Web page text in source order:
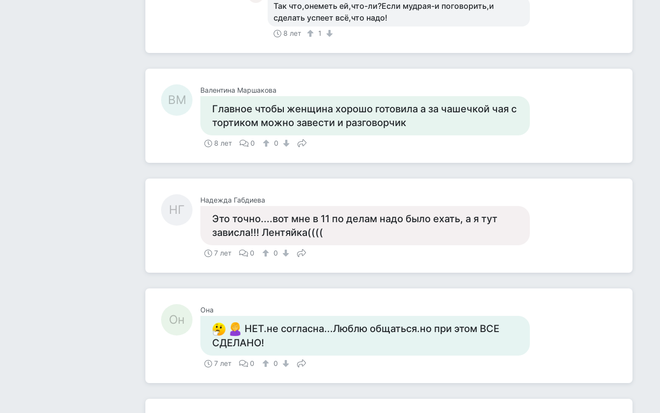
Так что,онеметь ей,что-ли?Если мудрая-и поговорить,и
сделать успеет всё,что надо!
8 лет 1
ВМ
Валентина Маршакова
Главное чтобы женщина хорошо готовила а за чашечкой чая с
тортиком можно завести и разговорчик
8 лет 0 0
НГ
Надежда Габдиева
Это точно....вот мне в 11 по делам надо было ехать, а я тут
зависла!!! Лентяйка((((
7 лет 0 0
Он
Она
НЕТ.не согласна...Люблю общаться.но при этом ВСЕ
СДЕЛАНО!
7 лет 0 0